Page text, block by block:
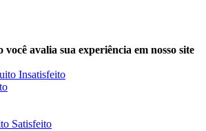
avalia sua experiência em nosso site
Insatisfeito
Satisfeito